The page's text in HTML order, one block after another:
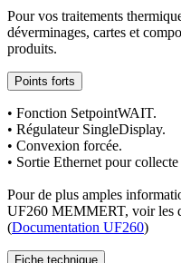
Pour vos traitements
déverminages, cartes et
produits.
Points forts
• Fonction SetpointWAIT.
• Régulateur SingleDisplay.
• Convexion forcée.
• Sortie Ethernet pour collecte
Pour de plus amples
UF260 MEMMERT, voir les
(Documentation UF260)
Fiche technique